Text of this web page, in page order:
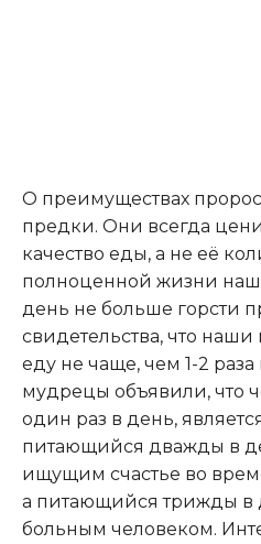
О преимуществах
предки. Они всегда
качество еды, а не её
полноценной жизни
день не больше горсти
свидетельства, что
еду не чаще, чем 1-2
мудрецы объявили, что
один раз в день,
питающийся дважды в
ищущим счастье во
а питающийся трижды в
больным человеком.